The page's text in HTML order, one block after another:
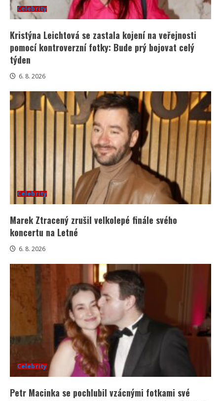
Celebrity
Kristýna Leichtová se zastala kojení na veřejnosti
pomocí kontroverzní fotky: Bude prý bojovat celý
týden
6. 8. 2026
Celebrity
Marek Ztracený zrušil velkolepé finále svého
koncertu na Letné
6. 8. 2026
Celebrity
Petr Macinka se pochlubil vzácnými fotkami své